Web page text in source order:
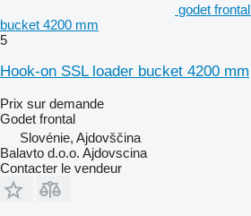
godet
bucket 4200 mm
5
Hook-on SSL loader bucket 4200 mm
Prix sur demande
Godet frontal
Slovénie, Ajdovščina
Balavto d.o.o. Ajdovscina
Contacter le vendeur